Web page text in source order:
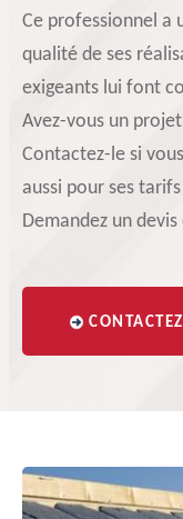
Ce professionnel a
qualité de ses
exigeants lui font
Avez-vous un
Contactez-le si
aussi pour ses
Demandez un